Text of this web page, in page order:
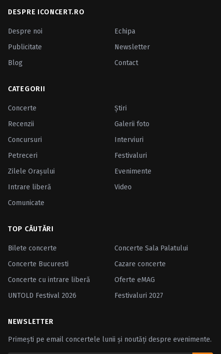
DESPRE ICONCERT.RO
Despre noi
Echipa
Publicitate
Newsletter
Blog
Contact
CATEGORII
Concerte
Ştiri
Recenzii
Galerii foto
Concursuri
Interviuri
Petreceri
Festivaluri
Zilele Oraşului
Evenimente
Intrare liberă
Video
Comunicate
TOP CĂUTĂRI
Bilete concerte
Concerte Sala Palatului
Concerte Bucuresti
Cazare concerte
Concerte cu intrare liberă
Oferte eMAG
UNTOLD Festival 2026
Festivaluri 2027
NEWSLETTER
Primești pe email concertele lunii și noutăți despre evenimente.